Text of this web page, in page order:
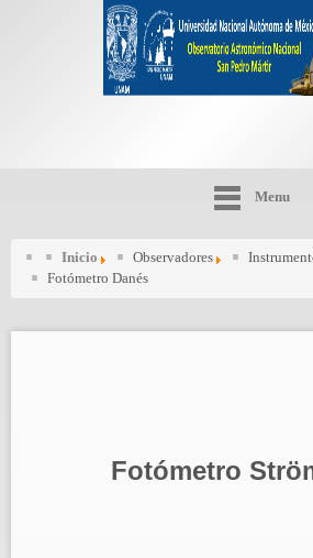
Menu
Inicio Observadores
Fotómetro Danés
Fotómetro